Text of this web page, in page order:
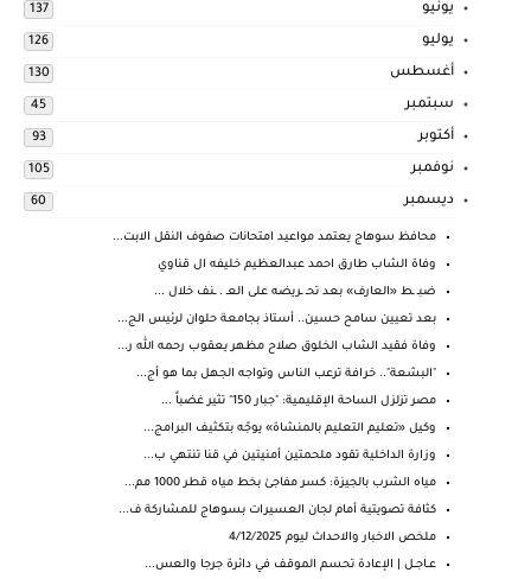
يونيو 137
يوليو 126
أغسطس 130
سبتمبر 45
أكتوبر 93
نوفمبر 105
ديسمبر 60
محافظ سوهاج يعتمد مواعيد امتحانات صفوف النقل الابت...
وفاة الشاب طارق احمد عبدالعظيم خليفه ال قناوي
ضبـ ـط «العارف» بعد تحـ ـريضه على العـ . ـنف خلال ...
بعد تعيين سامح حسين.. أستاذ بجامعة حلوان لرئيس الج...
وفاة فقيد الشاب الخلوق صلاح مظهر يعقوب رحمه الله ر...
"البشعة".. خرافة ترعب الناس وتواجه الجهل بما هو أج...
مصر تزلزل الساحة الإقليمية: "جبار 150" تثير غضباً ...
وكيل «تعليم التعليم بالمنشاة» يوجّه بتكثيف البرامج...
وزارة الداخلية تقود ملحمتين أمنيتين في قنا تنتهي ب...
مياه الشرب بالجيزة: كسر مفاجئ بخط مياه قطر 1000 مم...
كثافة تصويتية أمام لجان العسيرات بسوهاج للمشاركة ف...
ملخص الاخبار والاحداث ليوم 4/12/2025
عــاجــل | الإعادة تحسم الموقف في دائرة جرجا والعس...